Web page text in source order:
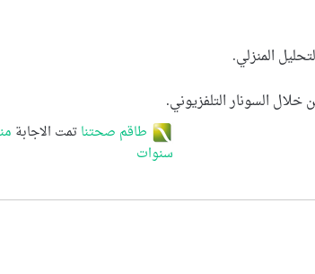
المنزلي.
السونار التلفزيوني.
طاقم صحتناتمت الاجابة
سنوات